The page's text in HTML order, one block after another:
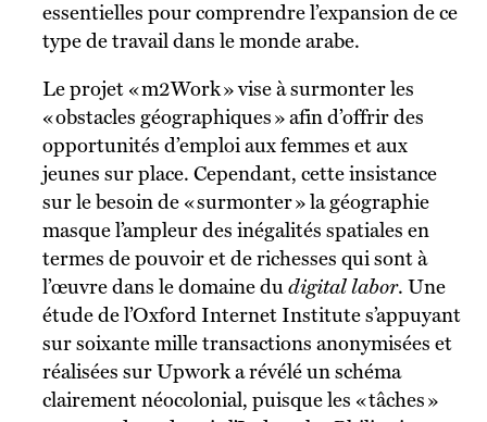
essentielles pour comprendre l’expansion de ce
type de travail dans le monde arabe.
Le projet « m2Work » vise à surmonter les
« obstacles géographiques » afin d’offrir des
opportunités d’emploi aux femmes et aux
jeunes sur place. Cependant, cette insistance
sur le besoin de « surmonter » la géographie
masque l’ampleur des inégalités spatiales en
termes de pouvoir et de richesses qui sont à
l’œuvre dans le domaine dudigital labor. Une
étude de l’Oxford Internet Institute s’appuyant
sur soixante mille transactions anonymisées et
réalisées sur Upwork a révélé un schéma
clairement néocolonial, puisque les « tâches »